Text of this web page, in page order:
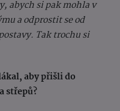
abych si pak mohla v
a odprostit se od
Tak trochu si
aby přišli do
střepů?